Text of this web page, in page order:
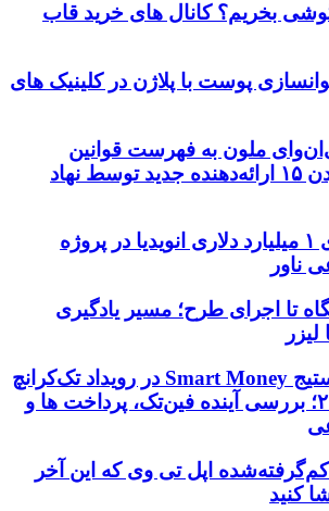
بخریم؟ کانال های خرید قاب
پوست با پلاژن در کلینیک های
ملون به فهرست قوانین
MiCA؛ افزودن ۱۵ ارائه‌دهنده جدید توسط نهاد
سرمایه‌گذاری ۱ میلیارد دلاری انویدیا در پروژه
ناور
تا اجرای طرح؛ مسیر یادگیری
رونمایی از استیج Smart Money در رویداد تک‌کرانچ
دیسراپ ۲۰۲۶؛ بررسی آینده فین‌تک، پرداخت‌ ها و
اپل تی وی که این آخر
کنید